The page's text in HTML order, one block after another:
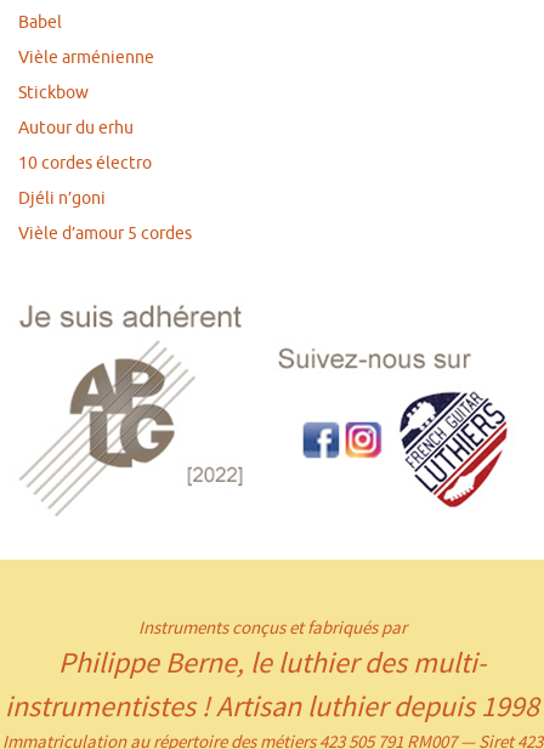
Babel
Vièle arménienne
Stickbow
Autour du erhu
10 cordes électro
Djéli n’goni
Vièle d’amour 5 cordes
Instruments conçus et fabriqués par
Philippe Berne, le luthier des multi-
instrumentistes ! Artisan luthier depuis 1998
Immatriculation au répertoire des métiers 423 505 791 RM007 — Siret 423